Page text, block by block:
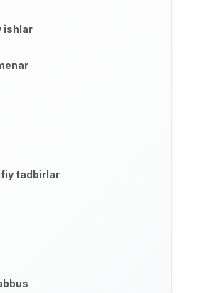
ishlar
tadbirlar